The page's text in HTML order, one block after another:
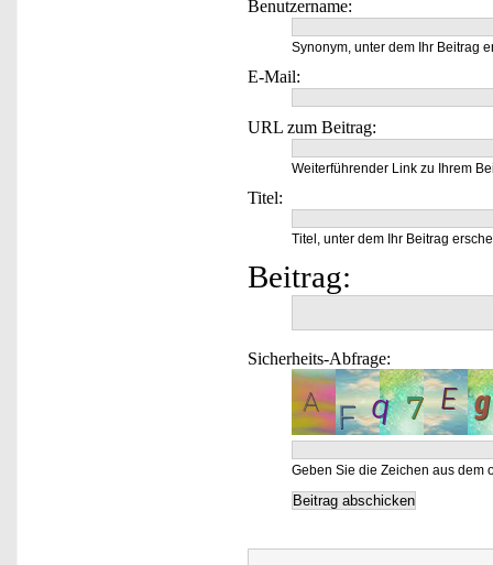
Benutzername:
Synonym, unter dem Ihr Beitrag
E-Mail:
URL zum Beitrag:
Weiterführender Link zu Ihrem
Titel:
Titel, unter dem Ihr Beitrag
Beitrag:
Sicherheits-Abfrage:
Geben Sie die Zeichen aus dem